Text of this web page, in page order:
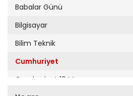
Babalar Günü
Bilgisayar
Bilim Teknik
Cumhuriyet
Cumhuriyet 19 Mayıs